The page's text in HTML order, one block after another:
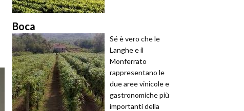
Boca
Sé è vero che le
Langhe e il
Monferrato
rappresentano le
due aree vinicole e
gastronomiche più
importanti della